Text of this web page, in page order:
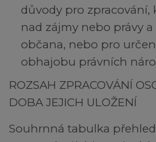
důvody pro zpracování,
nad zájmy nebo právy
občana, nebo pro
obhajobu právních
ROZSAH ZPRACOVÁNÍ
DOBA JEJICH ULOŽENÍ
Souhrnná tabulka